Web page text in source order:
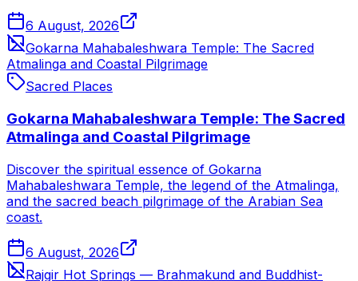
6 August, 2026
Gokarna Mahabaleshwara Temple: The Sacred
Atmalinga and Coastal Pilgrimage
Sacred Places
Gokarna Mahabaleshwara Temple: The Sacred
Atmalinga and Coastal Pilgrimage
Discover the spiritual essence of Gokarna
Mahabaleshwara Temple, the legend of the Atmalinga,
and the sacred beach pilgrimage of the Arabian Sea
coast.
6 August, 2026
Rajgir Hot Springs — Brahmakund and Buddhist-